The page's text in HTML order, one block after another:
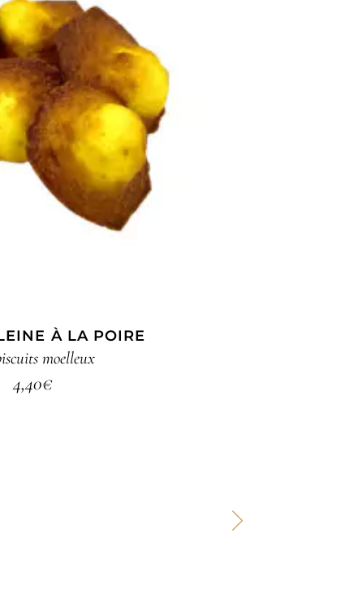
LA SUITE
À LA POIRE
moelleux
4,40€